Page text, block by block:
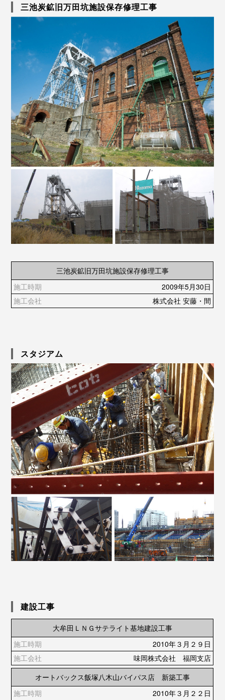
三池炭鉱旧万田坑施設保存修理工事
三池炭鉱旧万田坑施設保存修理工事
2009年5月30日
株式会社 安藤・間
スタジアム
建設工事
大牟田ＬＮＧサテライト基地建設工事
2010年３月２９日
味岡株式会社 福岡支店
オートバックス飯塚八木山バイパス店 新築工事
2010年３月２２日